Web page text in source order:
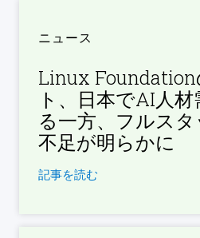
ニュース
Linux Foundation
ト、日本でAI人
る一方、フルス
不足が明らかに
記事を読む